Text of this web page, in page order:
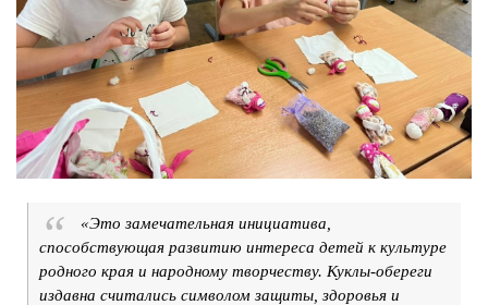
«Это замечательная инициатива,
способствующая развитию интереса детей к культуре
родного края и народному творчеству. Куклы-обереги
издавна считались символом защиты, здоровья и